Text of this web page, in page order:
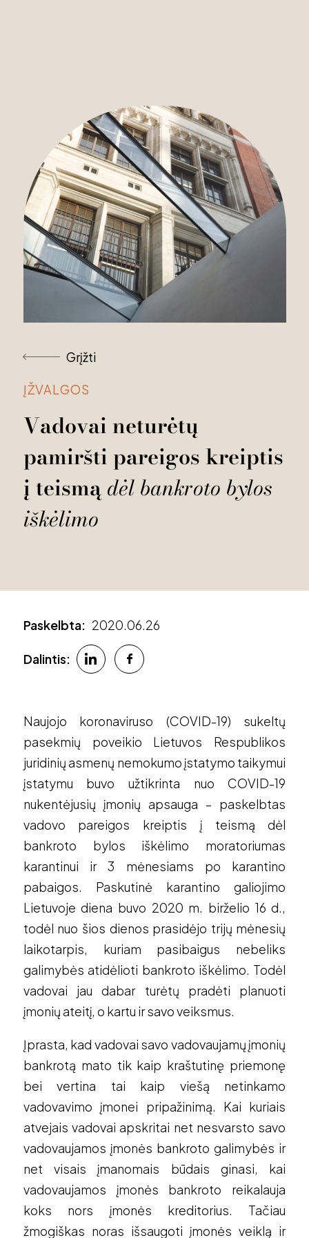
Grįžti
ĮŽVALGOS
Vadovai neturėtų
pamiršti pareigos kreiptis
įteismą dėl bankroto bylos
iškėlimo
Paskelbta: 2020.06.26
Dalintis:
Naujojo koronaviruso (COVID-19) sukeltų
pasekmių poveikio Lietuvos Respublikos
juridinių asmenų nemokumo įstatymo taikymui
įstatymu buvo užtikrinta nuo COVID-19
nukentėjusių įmonių apsauga – paskelbtas
vadovo pareigos kreiptis į teismą dėl
bankroto bylos iškėlimo moratoriumas
karantinui ir 3 mėnesiams po karantino
pabaigos. Paskutinė karantino galiojimo
Lietuvoje diena buvo 2020 m. birželio 16 d.,
todėl nuo šios dienos prasidėjo trijų mėnesių
laikotarpis, kuriam pasibaigus nebeliks
galimybės atidėlioti bankroto iškėlimo. Todėl
vadovai jau dabar turėtų pradėti planuoti
įmonių ateitį, o kartu ir savo veiksmus.
Įprasta, kad vadovai savo vadovaujamų įmonių
bankrotą mato tik kaip kraštutinę priemonę
bei vertina tai kaip viešą netinkamo
vadovavimo įmonei pripažinimą. Kai kuriais
atvejais vadovai apskritai net nesvarsto savo
vadovaujamos įmonės bankroto galimybės ir
net visais įmanomais būdais ginasi, kai
vadovaujamos įmonės bankroto reikalauja
koks nors įmonės kreditorius. Tačiau
žmogiškas noras išsaugoti įmonės veiklą ir